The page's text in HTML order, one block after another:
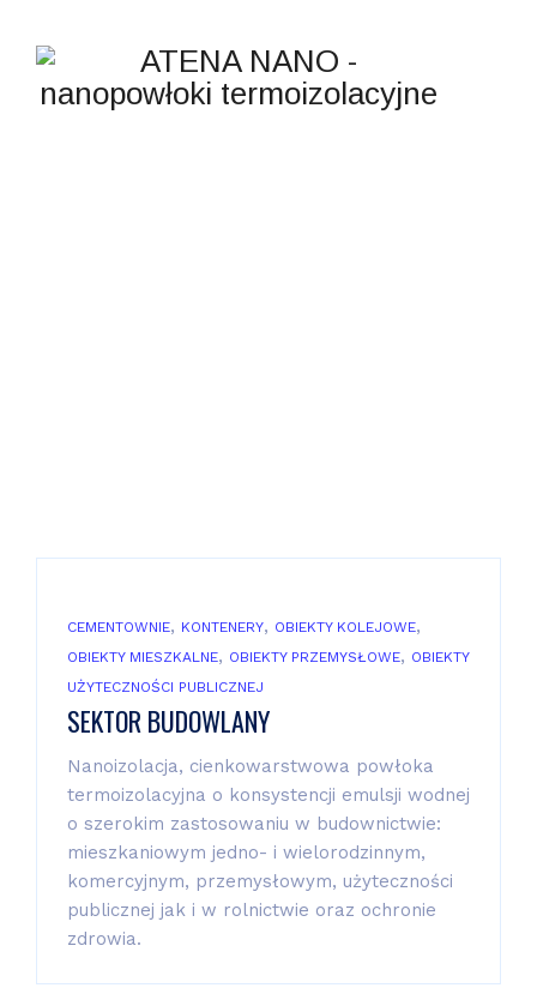
CEMENTOWNIE, KONTENERY, OBIEKTY KOLEJOWE,
OBIEKTY MIESZKALNE, OBIEKTY PRZEMYSŁOWE, OBIEKTY
UŻYTECZNOŚCI PUBLICZNEJ
SEKTOR BUDOWLANY
Nanoizolacja, cienkowarstwowa powłoka
termoizolacyjna o konsystencji emulsji wodnej
o szerokim zastosowaniu w budownictwie:
mieszkaniowym jedno- i wielorodzinnym,
komercyjnym, przemysłowym, użyteczności
publicznej jak i w rolnictwie oraz ochronie
zdrowia.